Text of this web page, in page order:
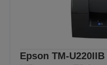
Epson TM-